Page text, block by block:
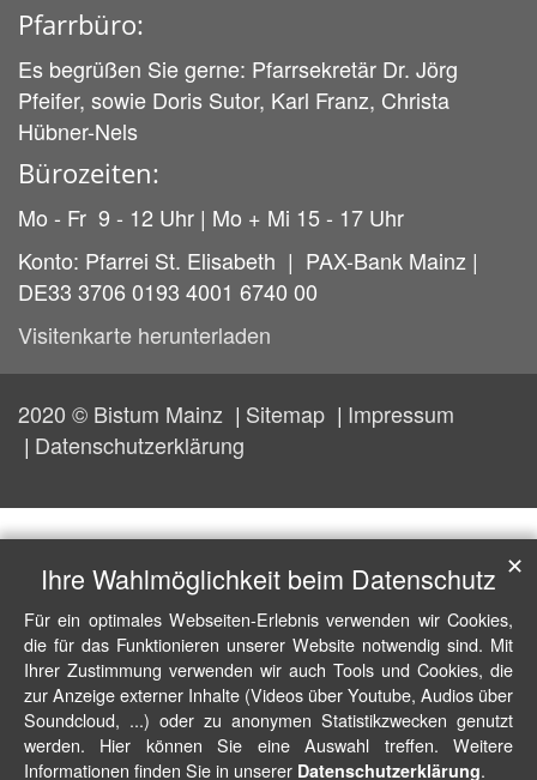
Pfarrbüro:
Es begrüßen Sie gerne: Pfarrsekretär Dr. Jörg
Pfeifer, sowie Doris Sutor, Karl Franz, Christa
Hübner-Nels
Bürozeiten:
Mo - Fr 9 - 12 Uhr | Mo + Mi 15 - 17 Uhr
Konto: Pfarrei St. Elisabeth | PAX-Bank Mainz |
DE33 3706 0193 4001 6740 00
Visitenkarte herunterladen
2020 © Bistum Mainz Sitemap
Impressum
Datenschutzerklärung
Ihre Wahlmöglichkeit beim Datenschutz
Für ein optimales Webseiten-Erlebnis verwenden wir Cookies,
die für das Funktionieren unserer Website notwendig sind. Mit
Ihrer Zustimmung verwenden wir auch Tools und Cookies, die
zur Anzeige externer Inhalte (Videos über Youtube, Audios über
Soundcloud, ...) oder zu anonymen Statistikzwecken genutzt
werden. Hier können Sie eine Auswahl treffen. Weitere
Informationen finden Sie in unserer Datenschutzerklärung.
✕